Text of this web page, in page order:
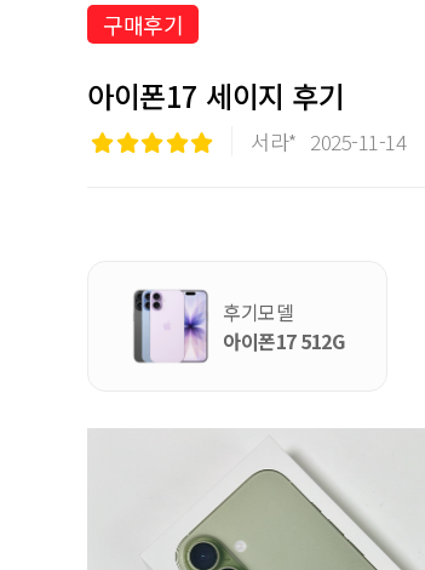
구매후기
아이폰17 세이지 후기
서라* 2025-11-14
후기모델
아이폰17 512G